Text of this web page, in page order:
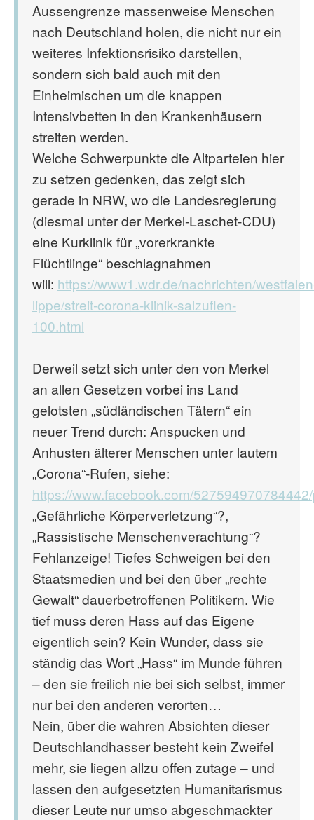
Aussengrenze massenweise Menschen
nach Deutschland holen, die nicht nur ein
weiteres Infektionsrisiko darstellen,
sondern sich bald auch mit den
Einheimischen um die knappen
Intensivbetten in den Krankenhäusern
streiten werden.
Welche Schwerpunkte die Altparteien hier
zu setzen gedenken, das zeigt sich
gerade in NRW, wo die Landesregierung
(diesmal unter der Merkel-Laschet-CDU)
eine Kurklinik für „vorerkrankte
Flüchtlinge“ beschlagnahmen
will: https://www1.wdr.de/nachrichten/
lippe/streit-corona-klinik-salzuflen-
100.html
Derweil setzt sich unter den von Merkel
an allen Gesetzen vorbei ins Land
gelotsten „südländischen Tätern“ ein
neuer Trend durch: Anspucken und
Anhusten älterer Menschen unter lautem
„Corona“-Rufen, siehe:
https://www.facebook.com/
„Gefährliche Körperverletzung“?,
„Rassistische Menschenverachtung“?
Fehlanzeige! Tiefes Schweigen bei den
Staatsmedien und bei den über „rechte
Gewalt“ dauerbetroffenen Politikern. Wie
tief muss deren Hass auf das Eigene
eigentlich sein? Kein Wunder, dass sie
ständig das Wort „Hass“ im Munde führen
– den sie freilich nie bei sich selbst, immer
nur bei den anderen verorten…
Nein, über die wahren Absichten dieser
Deutschlandhasser besteht kein Zweifel
mehr, sie liegen allzu offen zutage – und
lassen den aufgesetzten Humanitarismus
dieser Leute nur umso abgeschmackter